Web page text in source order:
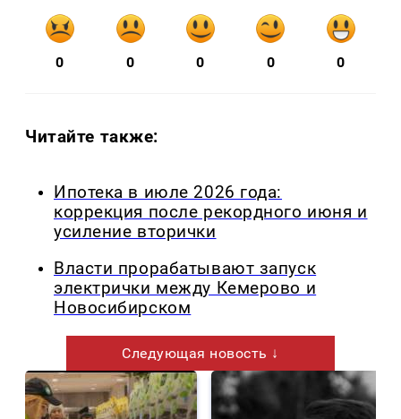
0 0 0 0 0
Читайте также:
Ипотека в июле 2026 года:
коррекция после рекордного июня и
усиление вторички
Власти прорабатывают запуск
электрички между Кемерово и
Новосибирском
Следующая новость ↓